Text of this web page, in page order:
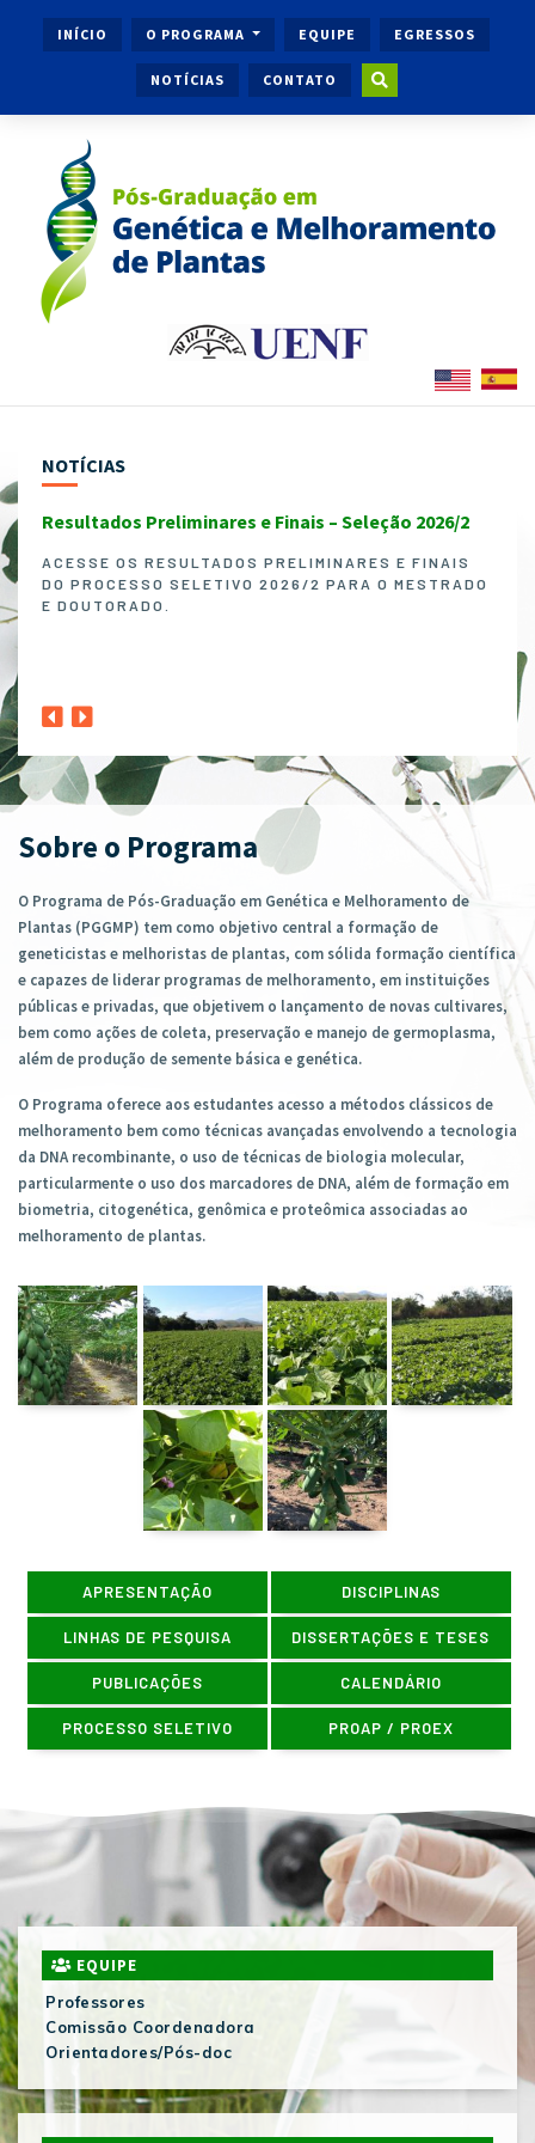
INÍCIO O PROGRAMA EQUIPE EGRESSOS
NOTÍCIAS CONTATO
NOTÍCIAS
Resultados Preliminares e Finais – Seleção 2026/2
ACESSE OS RESULTADOS PRELIMINARES E FINAIS
DO PROCESSO SELETIVO 2026/2 PARA O MESTRADO
E DOUTORADO.
1º
Sobre o Programa
O Programa de Pós-Graduação em Genética e Melhoramento de
Plantas (PGGMP) tem como objetivo central a formação de
geneticistas e melhoristas de plantas, com sólida formação científica
e capazes de liderar programas de melhoramento, em instituições
públicas e privadas, que objetivem o lançamento de novas cultivares,
bem como ações de coleta, preservação e manejo de germoplasma,
além de produção de semente básica e genética.
O Programa oferece aos estudantes acesso a métodos clássicos de
melhoramento bem como técnicas avançadas envolvendo a tecnologia
da DNA recombinante, o uso de técnicas de biologia molecular,
particularmente o uso dos marcadores de DNA, além de formação em
biometria, citogenética, genômica e proteômica associadas ao
melhoramento de plantas.
APRESENTAÇÃO DISCIPLINAS
LINHAS DE PESQUISA DISSERTAÇÕES E TESES
PUBLICAÇÕES CALENDÁRIO
PROCESSO SELETIVO PROAP / PROEX
EQUIPE
Professores
Comissão Coordenadora
Orientadores/Pós-doc